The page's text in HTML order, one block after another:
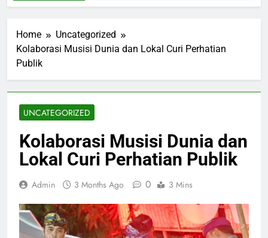
Home
Uncategorized
Kolaborasi Musisi Dunia dan Lokal Curi Perhatian
Publik
UNCATEGORIZED
Kolaborasi Musisi Dunia dan
Lokal Curi Perhatian Publik
Admin 3 Months Ago 0 3 Mins